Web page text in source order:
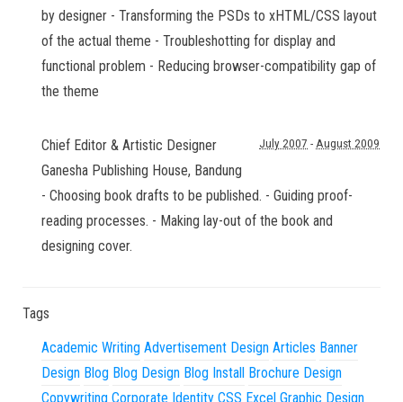
by designer - Transforming the PSDs to xHTML/CSS layout
of the actual theme - Troubleshotting for display and
functional problem - Reducing browser-compatibility gap of
the theme
Chief Editor & Artistic Designer
Ganesha Publishing House, Bandung
July 2007 - August 2009
- Choosing book drafts to be published. - Guiding proof-
reading processes. - Making lay-out of the book and
designing cover.
Tags
Academic Writing Advertisement Design Articles Banner
Design Blog Blog Design Blog Install Brochure Design
Copywriting Corporate Identity CSS Excel Graphic Design